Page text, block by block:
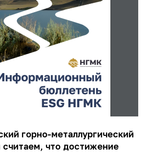
горно-металлургический
что достижение